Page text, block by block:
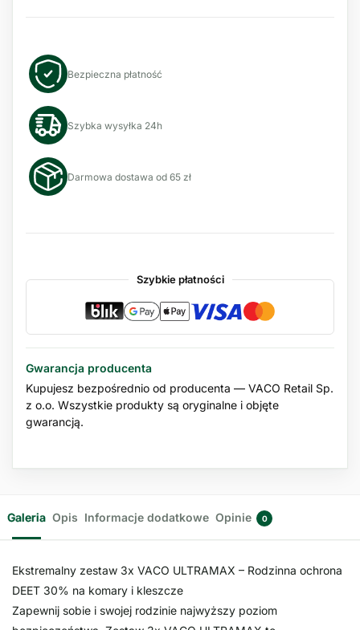
Bezpieczna płatność
Szybka wysyłka 24h
Darmowa dostawa od 65 zł
Szybkie płatności
Gwarancja producenta
Kupujesz bezpośrednio od producenta — VACO Retail Sp.
z o.o. Wszystkie produkty są oryginalne i objęte
gwarancją.
Galeria Opis Informacje dodatkowe Opinie 0
Ekstremalny zestaw 3x VACO ULTRAMAX – Rodzinna ochrona
DEET 30% na komary i kleszcze
Zapewnij sobie i swojej rodzinie najwyższy poziom